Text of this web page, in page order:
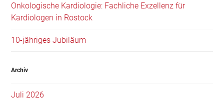
Onkologische Kardiologie: Fachliche Exzellenz für
Kardiologen in Rostock
10-jähriges Jubiläum
Archiv
Juli 2026